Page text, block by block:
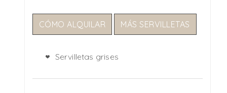
CÓMO ALQUILAR MÁS SERVILLETAS
Servilletas grises